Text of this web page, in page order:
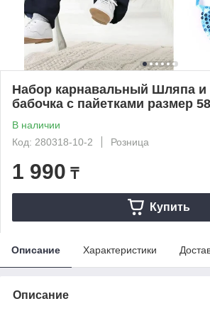
Набор карнавальный Шляпа и
бабочка с пайетками размер
В наличии
Код: 280318-10-2
Розница
1 990 ₸
Купить
Описание Характеристики
Описание